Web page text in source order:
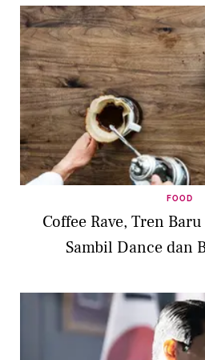
FOOD
Coffee Rave, Tren
Sambil Dance dan